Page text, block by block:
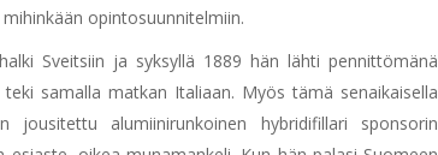
opintosuunnitelmiin.
Sveitsiin ja syksyllä 1889 hän lähti pennittömänä
samalla matkan Italiaan. Myös tämä senaikaisella
alumiinirunkoinen hybridifillari sponsorin